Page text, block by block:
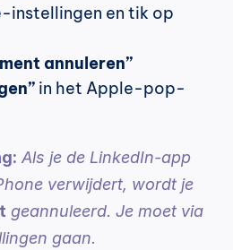
annuleren”
in het Apple-pop-
Als je de LinkedIn-app
verwijdert, wordt je
geannuleerd. Je moet via
gaan.